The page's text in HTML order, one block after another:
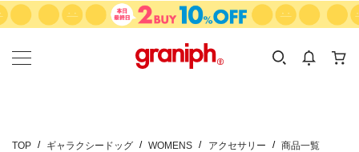
カテゴリーから探す
KIDS
カテゴリ
サイズ
TOP ギャラクシードッグ WOMENS アクセサリー 商品一覧